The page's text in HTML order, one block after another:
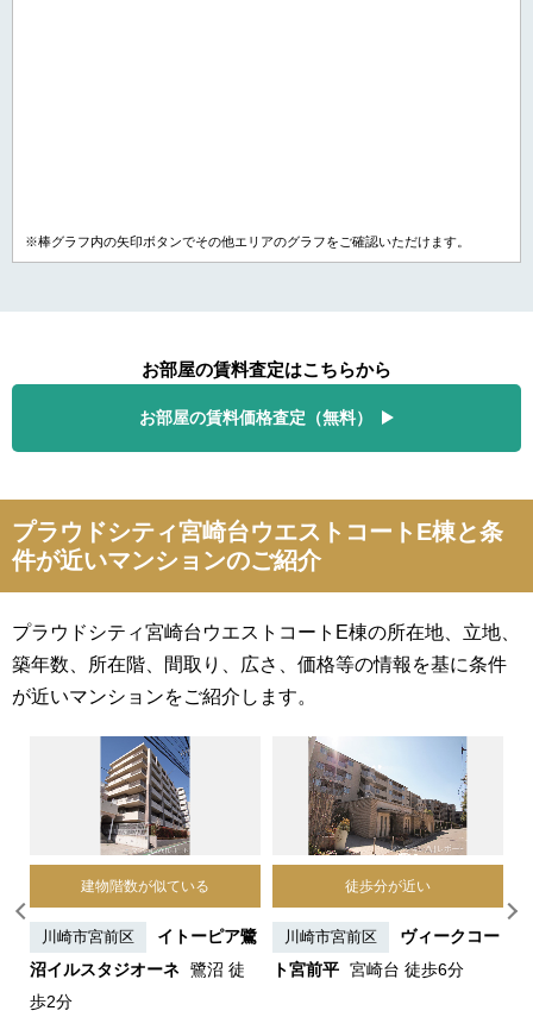
※棒グラフ内の矢印ボタンでその他エリアのグラフをご確認いただけます。
お部屋の賃料査定はこちらから
お部屋の賃料価格査定（無料）
プラウドシティ宮崎台ウエストコートE棟と条
件が近いマンションのご紹介
プラウドシティ宮崎台ウエストコートE棟の所在地、立地、
築年数、所在階、間取り、広さ、価格等の情報を基に条件
が近いマンションをご紹介します。
建物階数が似ている
川崎市宮前区
イトーピア鷺
沼イルスタジオーネ 鷺沼 徒
歩2分
徒歩分が近い
川崎市宮前区
ヴィークコー
ト宮前平 宮崎台 徒歩6分